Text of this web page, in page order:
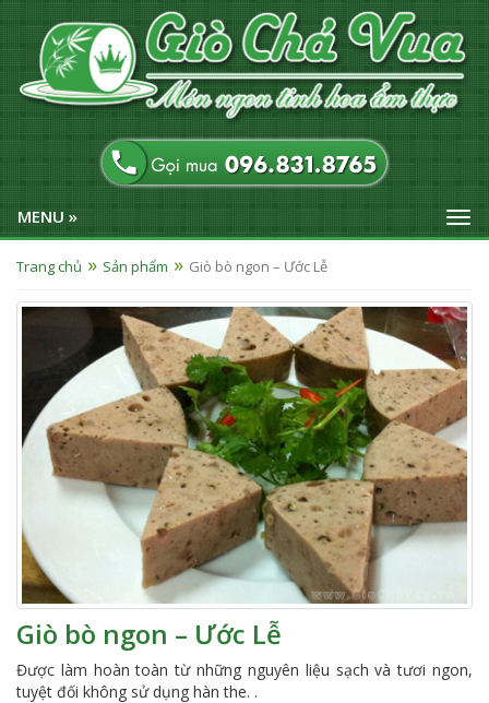
MENU »
Trang chủ Sản phẩm Giò bò ngon – Ước Lễ
Giò bò ngon – Ước Lễ
Được làm hoàn toàn từ những nguyên liệu sạch và tươi ngon,
tuyệt đối không sử dụng hàn the. .